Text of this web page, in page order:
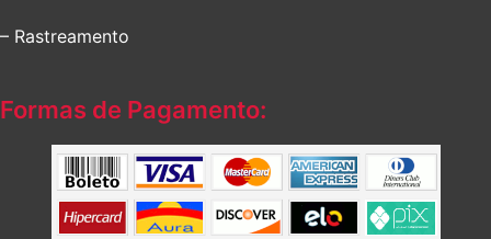
– Rastreamento
Formas de Pagamento: